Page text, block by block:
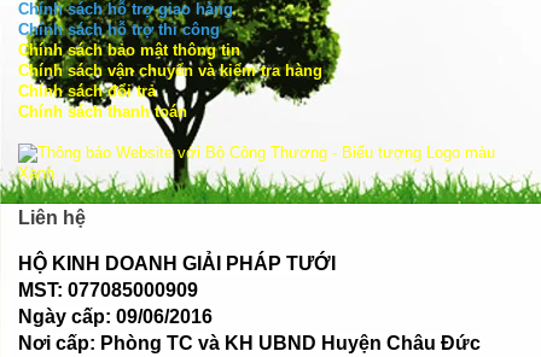
Chính sách hỗ trợ giao hàng
Chính sách hỗ trợ thi công
Chính sách bảo mật thông tin
Chính sách vận chuyển và kiểm tra hàng
Chính sách đổi trả
Chính sách thanh toán
Liên hệ
HỘ KINH DOANH GIẢI PHÁP TƯỚI
MST: 077085000909
Ngày cấp: 09/06/2016
Nơi cấp: Phòng TC và KH UBND Huyện Châu Đức